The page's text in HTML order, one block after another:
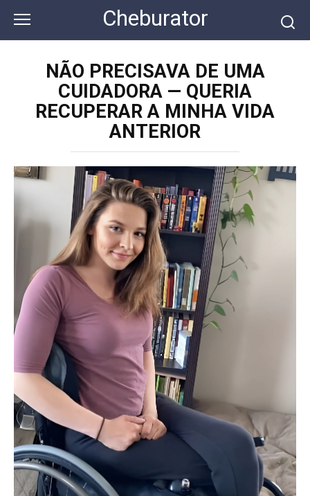
контенту
Cheburator
NÃO PRECISAVA DE UMA
CUIDADORA — QUERIA
RECUPERAR A MINHA VIDA
ANTERIOR